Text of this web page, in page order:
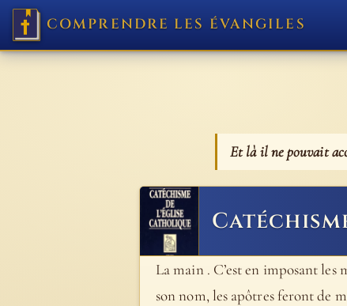
COMPRENDRE LES ÉVANGILES
Et là il ne pouvait
La main . C’est en imposant les
son nom, les apôtres feront de